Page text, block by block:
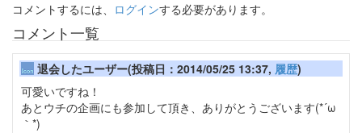
コメントするには、 ログインする必要があります。
コメント一覧
退会したユーザー(投稿日：2014/05/25 13:37, 履歴)
可愛いですね！
あとウチの企画にも参加して頂き、ありがとうございます(*´ω
｀*)